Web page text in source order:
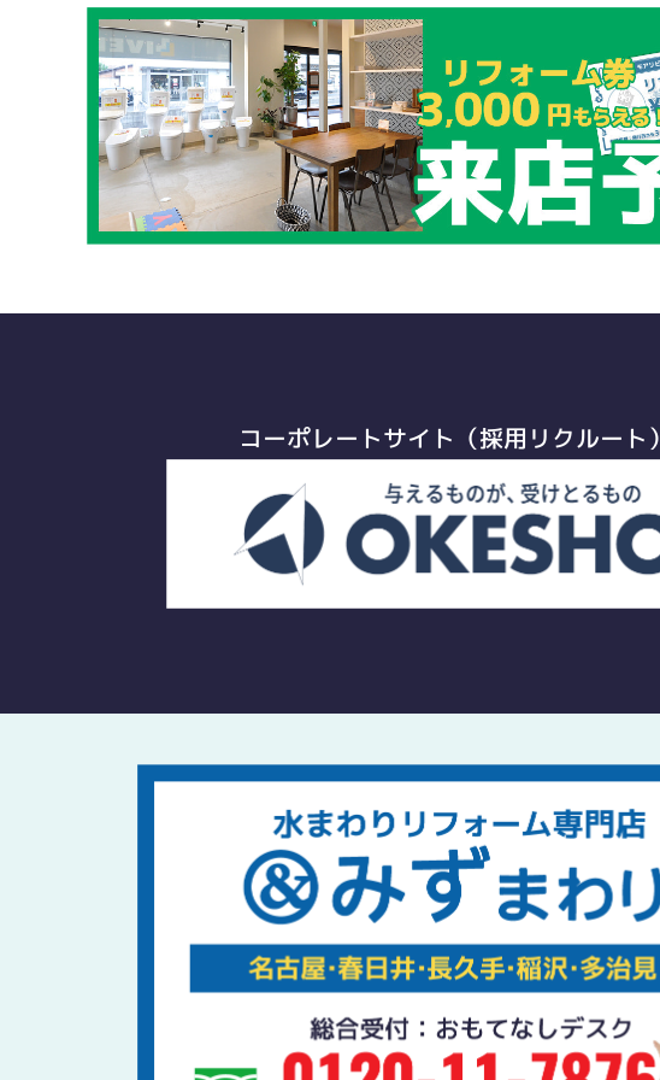
コーポレートサイト（採用リクルート）